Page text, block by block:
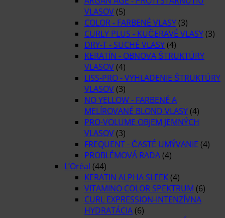
VLASOV (5)
COLOR - FARBENÉ VLASY (3)
CURLY PLUS - KUČERAVÉ VLASY (3)
DRY-T - SUCHÉ VLASY (4)
KERATÍN - OBNOVA ŠTRUKTÚRY
VLASOV (4)
LISS-PRO - VYHLADENIE ŠTRUKTÚRY
VLASOV (3)
NO YELLOW - FARBENÉ A
MELÍROVANÉ BLOND VLASY (4)
PRO-VOLUME OBJEM JEMNÝCH
VLASOV (3)
FREQUENT - ČASTÉ UMÝVANIE (4)
PROBLÉMOVÁ RADA (4)
L’Oréal (44)
KERATIN ALPHA SLEEK (4)
VITAMINO COLOR SPEKTRUM (6)
CURL EXPRESSION-INTENZÍVNA
HYDRATÁCIA (6)